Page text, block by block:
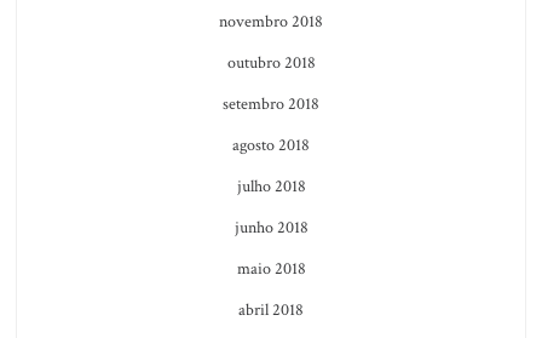
novembro 2018
outubro 2018
setembro 2018
agosto 2018
julho 2018
junho 2018
maio 2018
abril 2018